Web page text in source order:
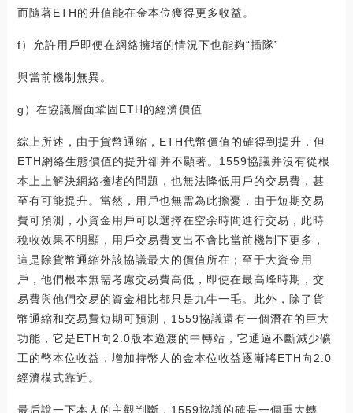
而隨著ETH的升值能在金本位獲得更多收益。
f）允許用戶即便在網絡擁堵的情況下也能夠“插隊”
與當前機制無異。
g）在協議層面鞏固ETH的經濟價值
綜上所述，由于貨幣通縮，ETH代幣價值的確得到提升，但
ETH網絡生態價值的提升卻并不顯著。1559協議并沒有從根
本上上解決網絡擁堵的問題，也無法降低用戶的交易費，甚
至有可能提升。當然，用戶也無需為此擔憂，由于短期交易
費可預測，小資金用戶可以選擇在空余時間進行交易，此時
稅收效果不明顯，用戶交易費支出不會比當前機制下更多，
這是除貨幣通縮外該協議最大的價值所在；至于大資金用
戶，他們根本無需考慮交易費高低，即使在最高峰時期，交
易費與他們交易的資金相比都只是九牛一毛。此外，除了貨
幣通縮和交易費短期可預測，1559協議還有一個潛在的巨大
功能，它是ETH向2.0版本過渡的中轉站，它通過不斷減少礦
工的幣本位收益，增加持幣人的金本位收益逐漸將ETH向2.0
經濟模式靠近。
最后說一下本人的主觀判斷，1559協議的確是一個重大轉